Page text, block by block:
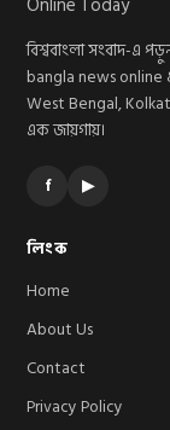
বিশ্ববাংলা সংবাদ-
bangla news online
West Bengal,
এক জায়গায়।
f ▶
লিংক
Home
About Us
Contact
Privacy Policy